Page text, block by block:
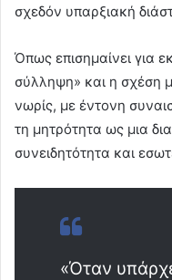
σχεδόν υπαρξιακή
Όπως επισημαίνει για
σύλληψη» και η σχέση
νωρίς, με έντονη
τη μητρότητα ως μια
συνειδητότητα και
«Όταν